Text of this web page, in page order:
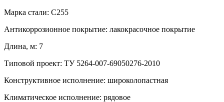
Марка стали: С255
Антикоррозионное покрытие: лакокрасочное покрытие
Длина, м: 7
Типовой проект: ТУ 5264-007-69050276-2010
Конструктивное исполнение: широколопастная
Климатическое исполнение: рядовое